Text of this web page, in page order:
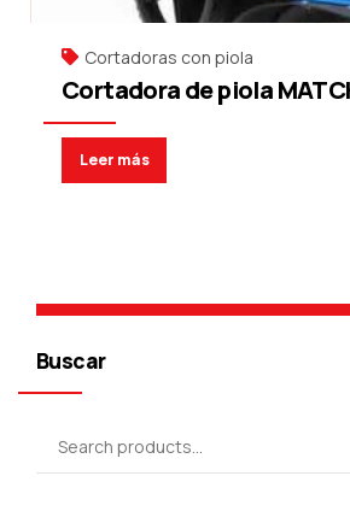
Cortadoras con piola
Cortadora de piola
Leer más
Buscar